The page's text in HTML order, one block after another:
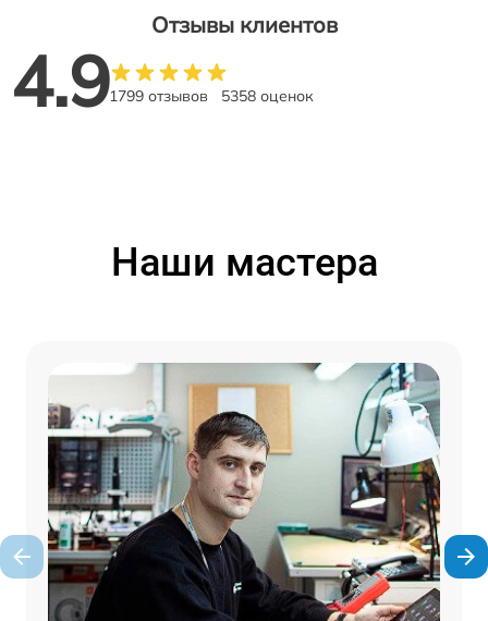
Отзывы клиентов
4.91799 отзывов 5358 оценок
Наши мастера